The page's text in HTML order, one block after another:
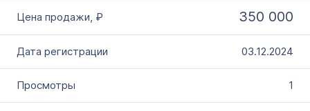
350 000
03.12.2024
1